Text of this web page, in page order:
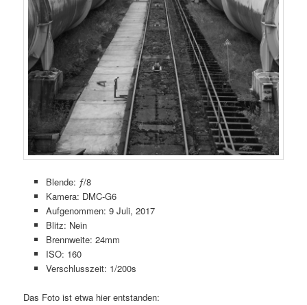
Blende: ƒ/8
Kamera: DMC-G6
Aufgenommen: 9 Juli, 2017
Blitz: Nein
Brennweite: 24mm
ISO: 160
Verschlusszeit: 1/200s
Das Foto ist etwa hier entstanden: